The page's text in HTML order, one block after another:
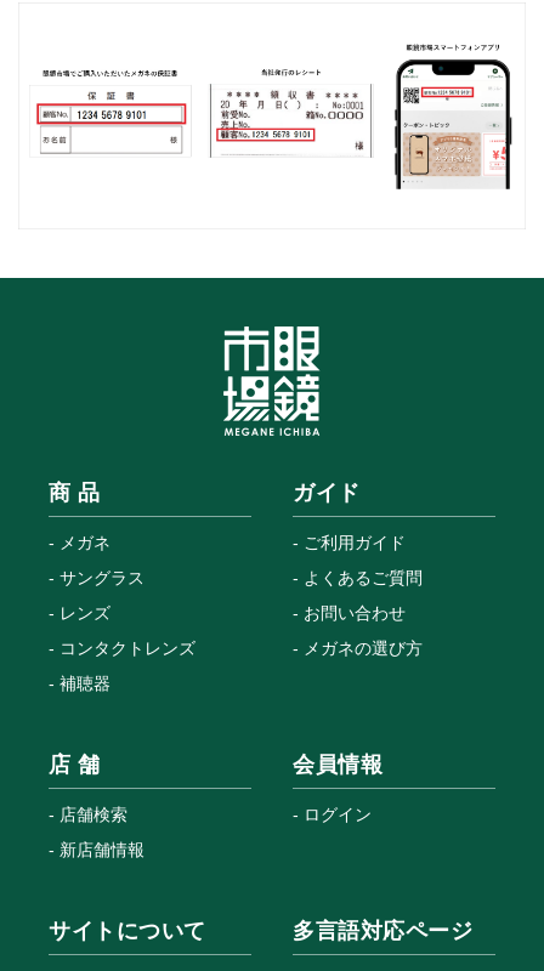
商 品
メガネ
サングラス
レンズ
コンタクトレンズ
補聴器
ガイド
ご利用ガイド
よくあるご質問
お問い合わせ
メガネの選び方
店 舗
店舗検索
新店舗情報
会員情報
ログイン
サイトについて 多言語対応ページ